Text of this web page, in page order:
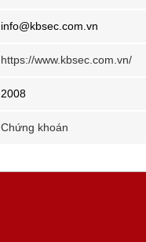
info@kbsec.com.vn
https://www.kbsec.com.vn/
2008
Chứng khoán